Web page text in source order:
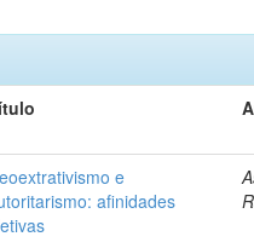
e
afinidades